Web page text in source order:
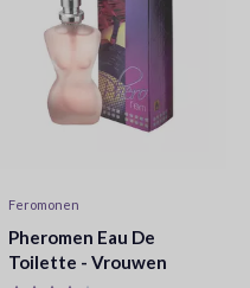
Feromonen
Pheromen Eau De
Toilette - Vrouwen